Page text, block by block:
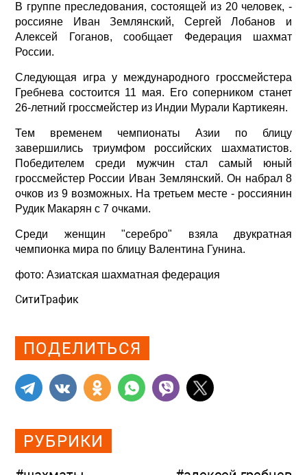
В группе преследования, состоящей из 20 человек, -
россияне Иван Землянский, Сергей Лобанов и
Алексей Гоганов, сообщает Федерация шахмат
России.
Следующая игра у международного гроссмейстера
Гребнева состоится 11 мая. Его соперником станет
26-летний гроссмейстер из Индии Мурали Картикеян.
Тем временем чемпионаты Азии по блицу
завершились триумфом российских шахматистов.
Победителем среди мужчин стал самый юный
гроссмейстер России Иван Землянский. Он набрал 8
очков из 9 возможных. На третьем месте - россиянин
Рудик Макарян с 7 очками.
Среди женщин "серебро" взяла двукратная
чемпионка мира по блицу Валентина Гунина.
фото: Азиатская шахматная федерация
СитиТрафик
ПОДЕЛИТЬСЯ
РУБРИКИ